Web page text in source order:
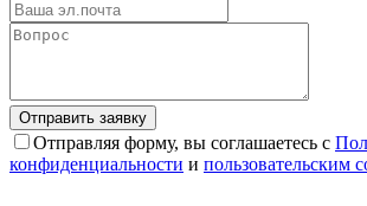
Отправляя форму, вы соглашаетесь с
конфиденциальности и пользовательским